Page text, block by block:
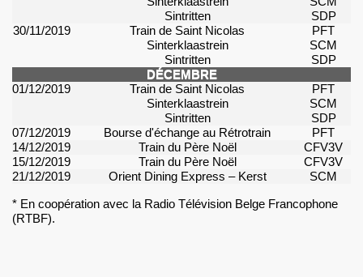
Sintritten
SDP
30/11/2019
Train de Saint Nicolas
PFT
Sinterklaastrein
SCM
Sintritten
SDP
DÉCEMBRE
01/12/2019
Train de Saint Nicolas
PFT
Sinterklaastrein
SCM
Sintritten
SDP
07/12/2019
Bourse d'échange au Rétrotrain
PFT
14/12/2019
Train du Père Noël
CFV3V
15/12/2019
Train du Père Noël
CFV3V
21/12/2019
Orient DiningExpress – Kerst SCM
* En coopération avec la Radio Télévision Belge Francophone
(RTBF).